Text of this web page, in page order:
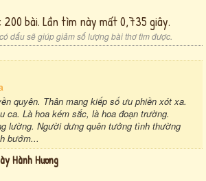
200 bài. Lần tìm này mất 0,735 giây.
dấu sẽ giúp giảm số lượng bài thơ tìm được.
quyên. Thân mang kiếp số ưu phiền xót xa.
ca. Là hoa kém sắc, là hoa đoạn trường.
lường. Người dưng quên tưởng tình thường
bướm...
Hành Hương